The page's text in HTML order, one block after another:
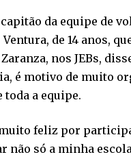
da equipe de
Ventura, de 14 anos,
nos JEBs,
é motivo de muito
a equipe.
feliz por
não só a minha